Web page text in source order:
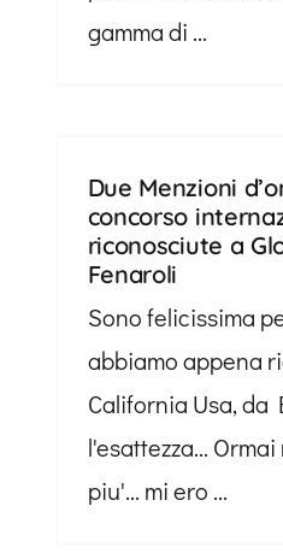
gamma di ...
Due Menzioni
concorso
riconosciute a
Fenaroli
Sono felicissima
abbiamo appena
California Usa, da
l'esattezza...
piu'... mi ero ...